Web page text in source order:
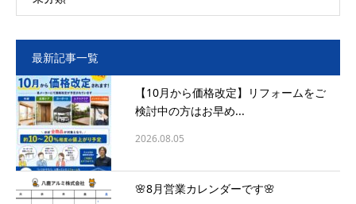
最新記事一覧
【10月から価格改定】リフォームをご
検討中の方はお早め...
2026.08.05
🌸8月営業カレンダーです🌸